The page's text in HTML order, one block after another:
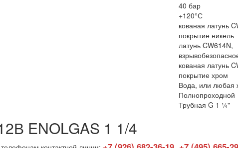
40 бар
+120°С
кованая латунь
покрытие никель
латунь CW614N,
кованая латунь
покрытие хром
Вода, или любая
Полнопроходной
Трубная G 1 ¼"
ENOLGAS 1 1/4